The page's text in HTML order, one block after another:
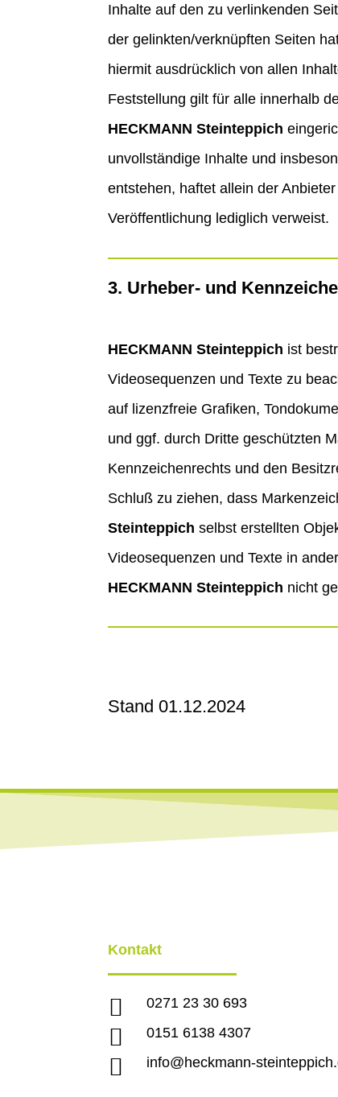
Inhalte auf den zu verlinkenden
der gelinkten/verknüpften Seiten
hiermit ausdrücklich von allen
Feststellung gilt für alle innerhalb
HECKMANN Steinteppich
unvollständige Inhalte und
entstehen, haftet allein der
Veröffentlichung lediglich verweist.
3. Urheber- und
HECKMANN Steinteppich ist
Videosequenzen und Texte zu
auf lizenzfreie Grafiken,
und ggf. durch Dritte geschützten
Kennzeichenrechts und den
Schluß zu ziehen, dass
Steinteppich selbst erstellten
Videosequenzen und Texte in
HECKMANN Steinteppich nicht
Stand 01.12.2024
Kontakt
 0271 23 30 693
 0151 6138 4307
 info@heckmann-